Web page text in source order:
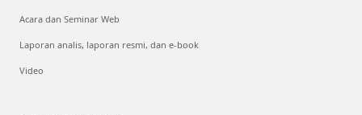
Acara dan Seminar Web
Laporan analis, laporan resmi, dan e-book
Video